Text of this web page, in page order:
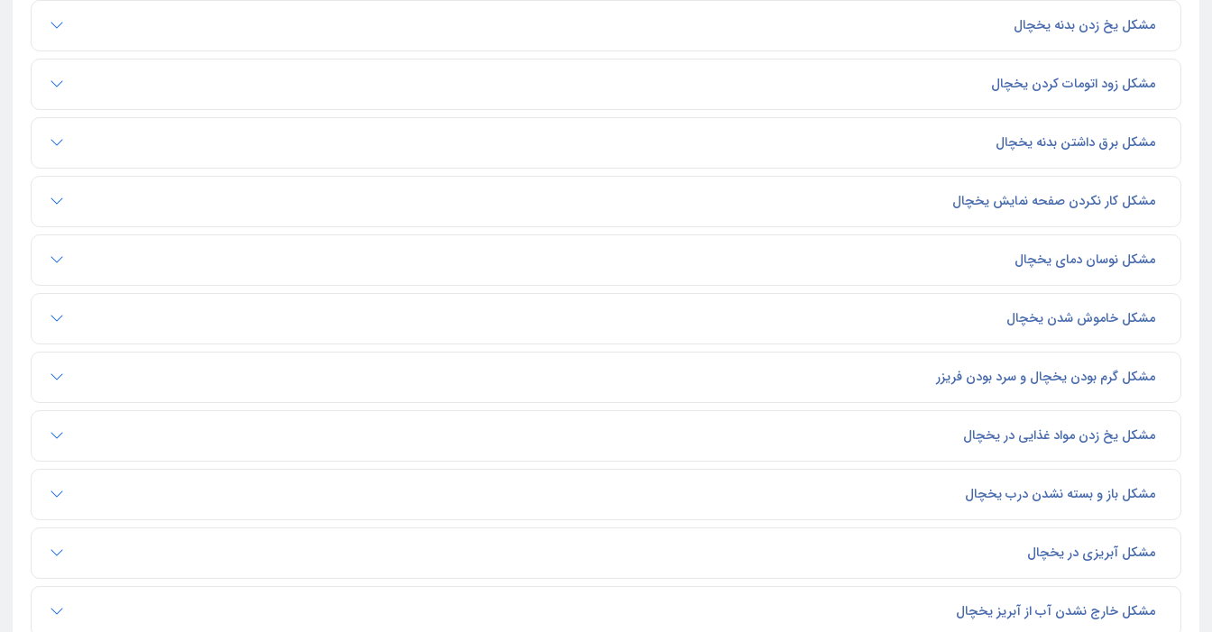
مشکل یخ زدن بدنه یخچال
مشکل زود اتومات کردن یخچال
مشکل برق داشتن بدنه یخچال
مشکل کار نکردن صفحه نمایش یخچال
مشکل نوسان دمای یخچال
مشکل خاموش شدن یخچال
مشکل گرم بودن یخچال و سرد بودن فریزر
مشکل یخ زدن مواد غذایی در یخچال
مشکل باز و بسته نشدن درب یخچال
مشکل آبریزی در یخچال
مشکل خارج نشدن آب از آبریز یخچال